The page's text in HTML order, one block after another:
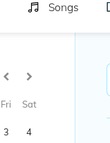
Songs
Fri Sat
3 4